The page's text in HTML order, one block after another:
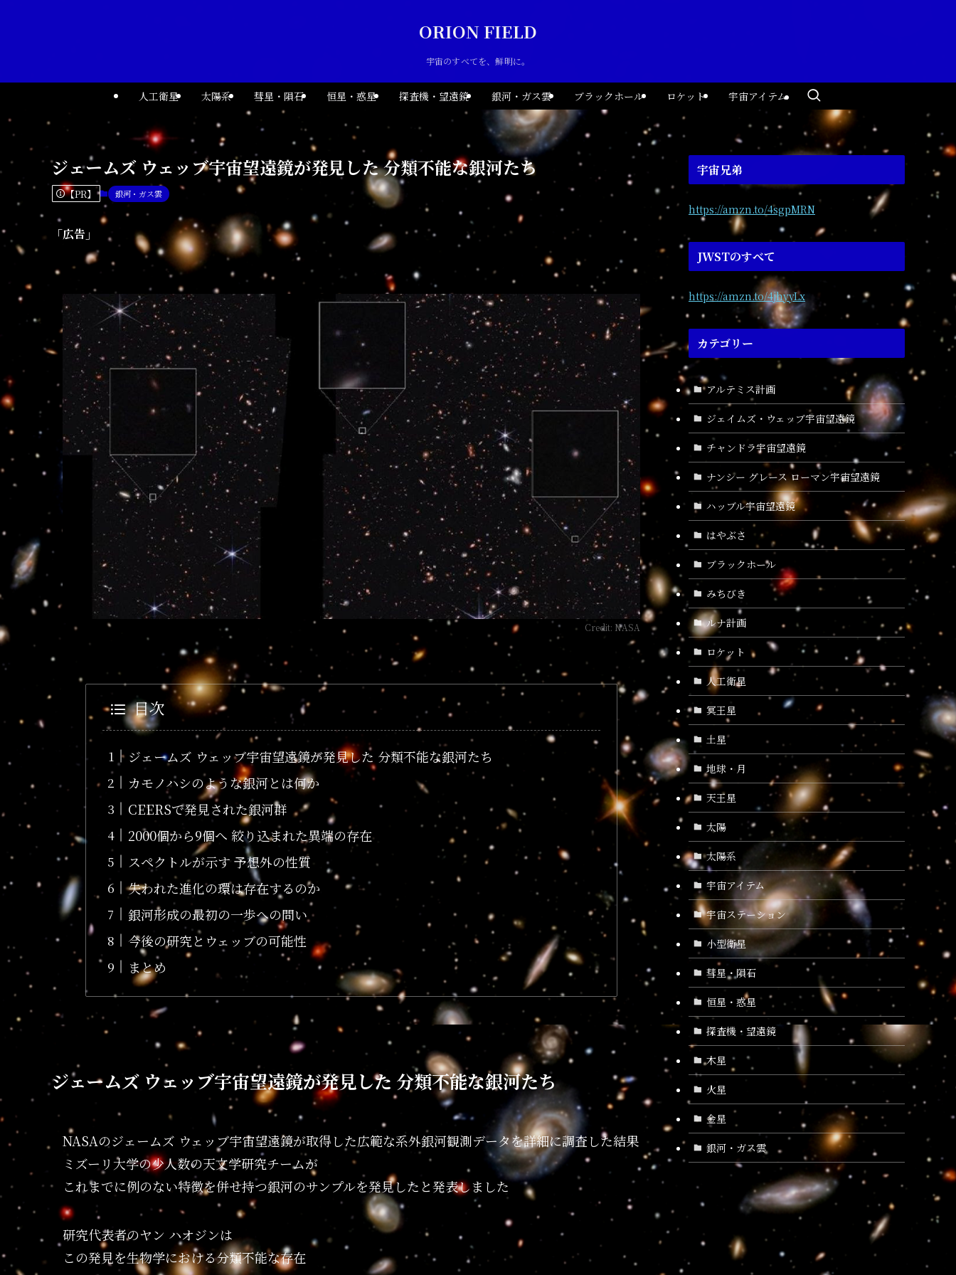
ORION FIELD
宇宙のすべてを、鮮明に。
人工衛星 太陽系 彗星・隕石 恒星・惑星 探査機・望遠鏡 銀河・ガス雲 ブラックホール ロケット 宇宙アイテム
ジェームズ ウェッブ宇宙望遠鏡が発見した 分類不能な銀河たち
【PR】 銀河・ガス雲
「広告」
Credit: NASA
目次
ジェームズ ウェッブ宇宙望遠鏡が発見した 分類不能な銀河たち
カモノハシのような銀河とは何か
CEERSで発見された銀河群
2000個から9個へ 絞り込まれた異端の存在
スペクトルが示す 予想外の性質
失われた進化の環は存在するのか
銀河形成の最初の一歩への問い
今後の研究とウェッブの可能性
まとめ
ジェームズ ウェッブ宇宙望遠鏡が発見した 分類不能な銀河たち
NASAのジェームズ ウェッブ宇宙望遠鏡が取得した広範な系外銀河観測データを詳細に調査した結果
ミズーリ大学の少人数の天文学研究チームが
これまでに例のない特徴を併せ持つ銀河のサンプルを発見したと発表しました
研究代表者のヤン ハオジンは
この発見を生物学における分類不能な存在
宇宙兄弟
https://amzn.to/4sgpMRN
JWSTのすべて
https://amzn.to/4jhyyLx
カテゴリー
アルテミス計画
ジェイムズ・ウェッブ宇宙望遠鏡
チャンドラ宇宙望遠鏡
ナンシー グレース ローマン宇宙望遠鏡
ハッブル宇宙望遠鏡
はやぶさ
ブラックホール
みちびき
ルナ計画
ロケット
人工衛星
冥王星
土星
地球・月
天王星
太陽
太陽系
宇宙アイテム
宇宙ステーション
小型衛星
彗星・隕石
恒星・惑星
探査機・望遠鏡
木星
火星
金星
銀河・ガス雲